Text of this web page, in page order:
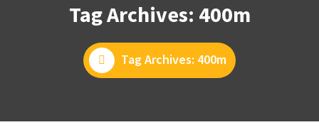
Tag Archives: 400m
Tag Archives: 400m